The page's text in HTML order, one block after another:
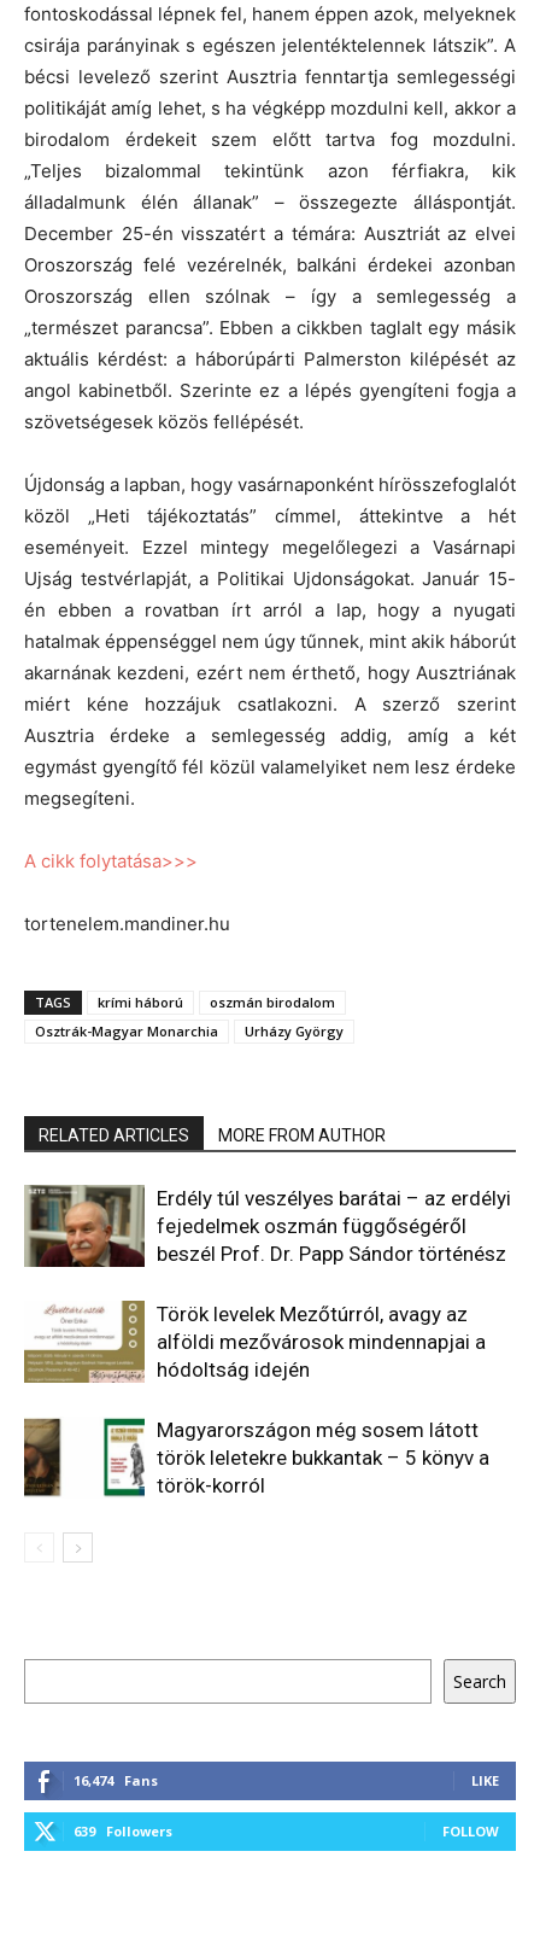
fontoskodással lépnek fel, hanem éppen azok, melyeknek
csirája parányinak s egészen jelentéktelennek látszik”. A
bécsi levelező szerint Ausztria fenntartja semlegességi
politikáját amíg lehet, s ha végképp mozdulni kell, akkor a
birodalom érdekeit szem előtt tartva fog mozdulni.
„Teljes bizalommal tekintünk azon férfiakra, kik
álladalmunk élén állanak” – összegezte álláspontját.
December 25-én visszatért a témára: Ausztriát az elvei
Oroszország felé vezérelnék, balkáni érdekei azonban
Oroszország ellen szólnak – így a semlegesség a
„természet parancsa”. Ebben a cikkben taglalt egy másik
aktuális kérdést: a háborúpárti Palmerston kilépését az
angol kabinetből. Szerinte ez a lépés gyengíteni fogja a
szövetségesek közös fellépését.
Újdonság a lapban, hogy vasárnaponként hírösszefoglalót
közöl „Heti tájékoztatás” címmel, áttekintve a hét
eseményeit. Ezzel mintegy megelőlegezi a Vasárnapi
Ujság testvérlapját, a Politikai Ujdonságokat. Január 15-
én ebben a rovatban írt arról a lap, hogy a nyugati
hatalmak éppenséggel nem úgy tűnnek, mint akik háborút
akarnának kezdeni, ezért nem érthető, hogy Ausztriának
miért kéne hozzájuk csatlakozni. A szerző szerint
Ausztria érdeke a semlegesség addig, amíg a két
egymást gyengítő fél közül valamelyiket nem lesz érdeke
megsegíteni.
A cikk folytatása>>>
tortenelem.mandiner.hu
TAGS krími háború
oszmán birodalom
Osztrák-Magyar Monarchia
Urházy György
RELATED ARTICLES MORE FROM AUTHOR
Erdély túl veszélyes barátai – az erdélyi
fejedelmek oszmán függőségéről
beszél Prof. Dr. Papp Sándor történész
Török levelek Mezőtúrról, avagy az
alföldi mezővárosok mindennapjai a
hódoltság idején
Magyarországon még sosem látott
török leletekre bukkantak – 5 könyv a
török-korról
Search
16,474 Fans LIKE
639 Followers FOLLOW